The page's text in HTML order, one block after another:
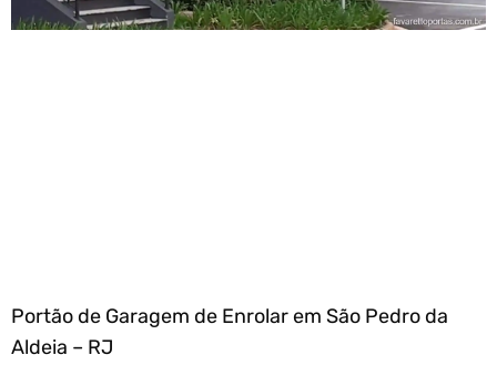
Portão de Garagem de Enrolar em São Pedro da
Aldeia – RJ